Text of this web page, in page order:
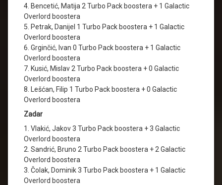
4. Bencetić, Matija 2 Turbo Pack boostera + 1 Galactic
Overlord boostera
5. Petrak, Danijel 1 Turbo Pack boostera + 1 Galactic
Overlord boostera
6. Grginčić, Ivan 0 Turbo Pack boostera + 1 Galactic
Overlord boostera
7. Kusić, Mislav 2 Turbo Pack boostera + 0 Galactic
Overlord boostera
8. Lešćan, Filip 1 Turbo Pack boostera + 0 Galactic
Overlord boostera
Zadar
1. Vlakić, Jakov 3 Turbo Pack boostera + 3 Galactic
Overlord boostera
2. Sandrić, Bruno 2 Turbo Pack boostera + 2 Galactic
Overlord boostera
3. Čolak, Dominik 3 Turbo Pack boostera + 1 Galactic
Overlord boostera